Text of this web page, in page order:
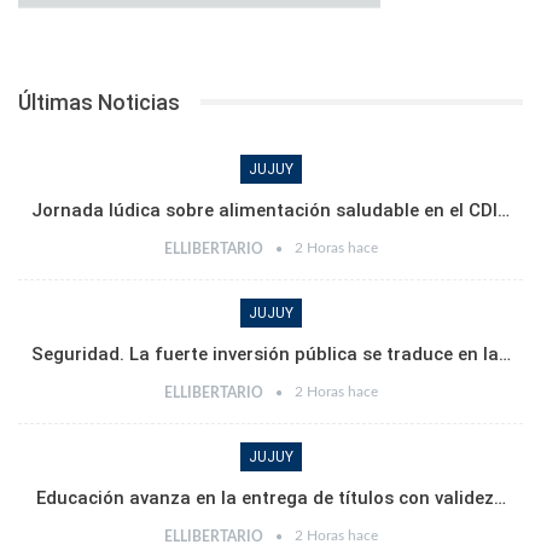
Últimas Noticias
JUJUY
Jornada lúdica sobre alimentación saludable en el CDI…
ELLIBERTARIO 2 Horas hace
JUJUY
Seguridad. La fuerte inversión pública se traduce en la…
ELLIBERTARIO 2 Horas hace
JUJUY
Educación avanza en la entrega de títulos con validez…
ELLIBERTARIO 2 Horas hace